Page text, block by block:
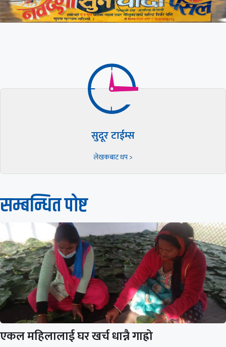
सुदूर टाईम्स
लेखकबाट थप >
सम्बन्धित पाेष्ट
एकल महिलालाई घर खर्च धान्नै गाह्रो